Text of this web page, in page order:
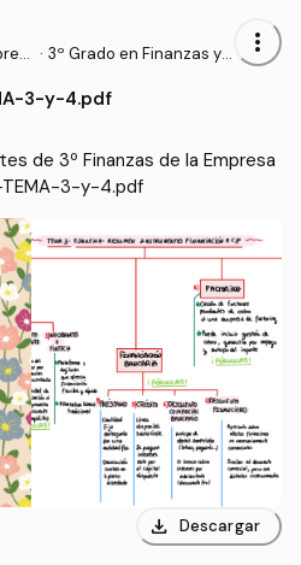
· 3º Grado en Finanzas y
more_vert
3-y-4.pdf
de 3º Finanzas de la Empresa
TEMA-3-y-4.pdf
download Descargar